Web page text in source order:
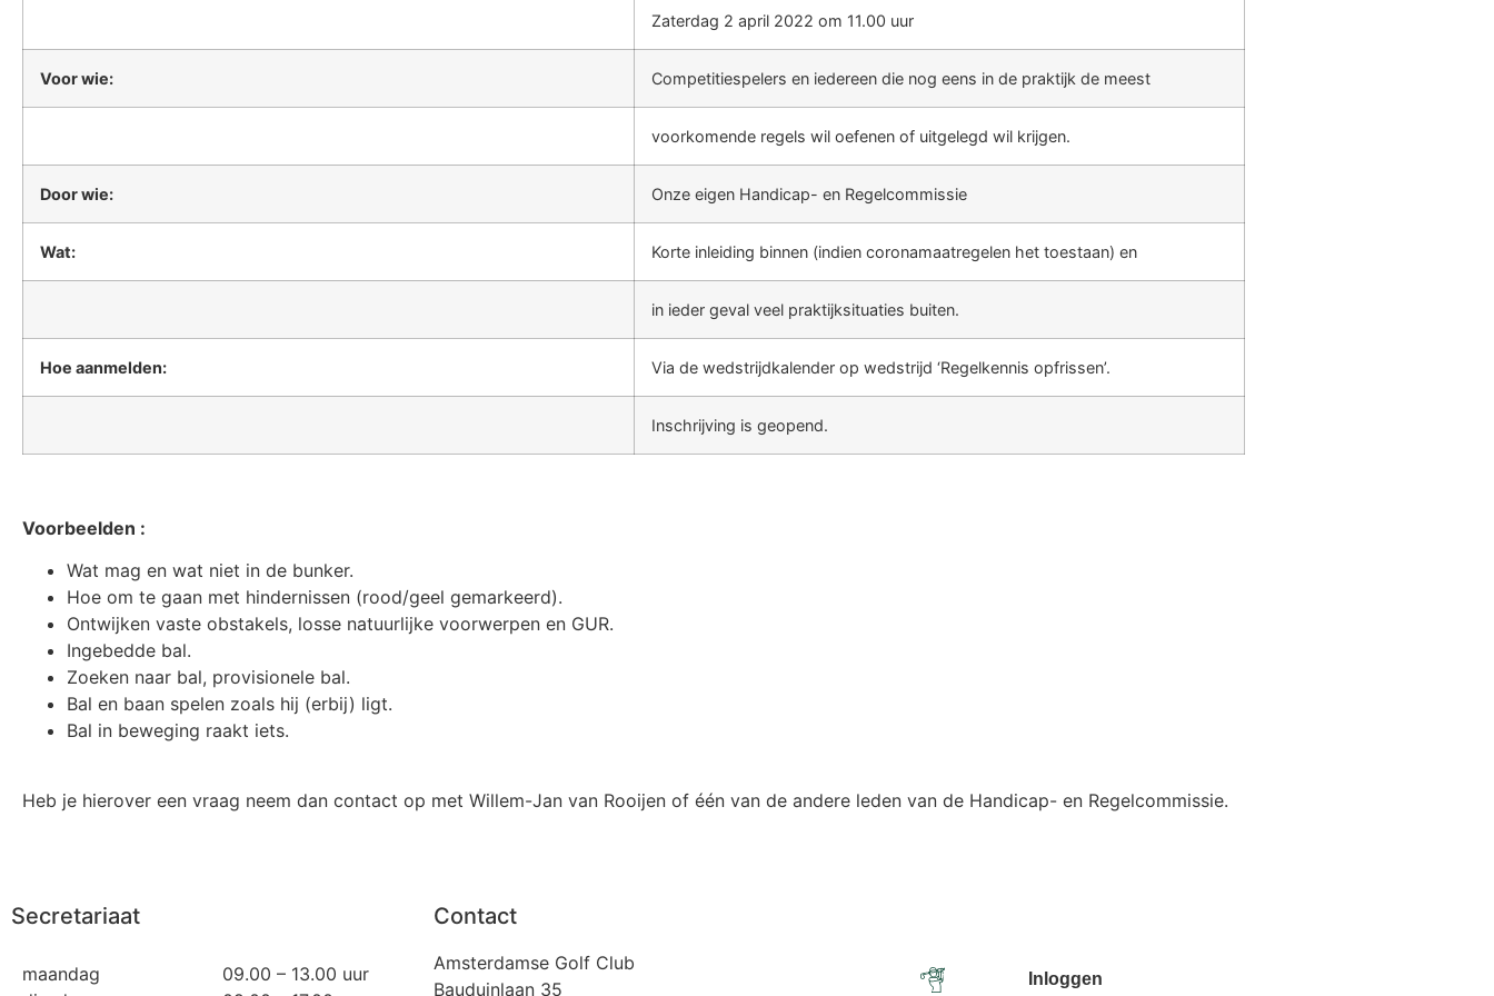
Zaterdag 2 april 2022 om 11.00 uur
Voor wie: Competitiespelers en iedereen die nog eens in de praktijk de meest
voorkomende regels wil oefenen of uitgelegd wil krijgen.
Door wie: Onze eigen Handicap- en Regelcommissie
Wat: Korte inleiding binnen (indien coronamaatregelen het toestaan) en
in ieder geval veel praktijksituaties buiten.
Hoe aanmelden: Via de wedstrijdkalender op wedstrijd ‘Regelkennis opfrissen’.
Inschrijving is geopend.
Voorbeelden :
Wat mag en wat niet in de bunker.
Hoe om te gaan met hindernissen (rood/geel gemarkeerd).
Ontwijken vaste obstakels, losse natuurlijke voorwerpen en GUR.
Ingebedde bal.
Zoeken naar bal, provisionele bal.
Bal en baan spelen zoals hij (erbij) ligt.
Bal in beweging raakt iets.
Heb je hierover een vraag neem dan contact op met Willem-Jan van Rooijen of één van de andere leden van de Handicap- en Regelcommissie.
Secretariaat
maandag
09.00 – 13.00 uur
Contact
Amsterdamse Golf Club
Bauduinlaan 35
Inloggen